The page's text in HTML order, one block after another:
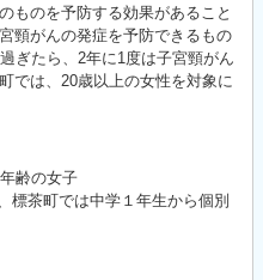
ものを予防する効果があること
頸がんの発症を予防できるもの
ぎたら、2年に1度は子宮頸がん
では、20歳以上の女性を対象に
齢の女子
標茶町では中学１年生から個別